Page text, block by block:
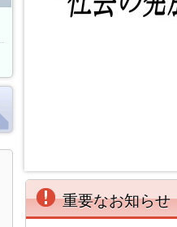
重要なお知らせ